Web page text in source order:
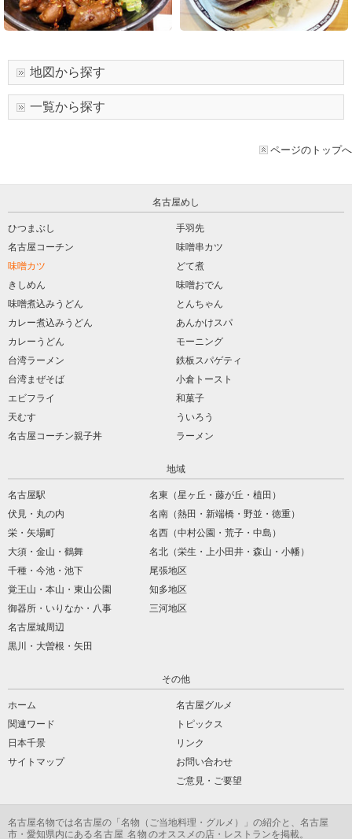
地図から探す
一覧から探す
ページのトップへ
名古屋めし
ひつまぶし
名古屋コーチン
味噌カツ
きしめん
味噌煮込みうどん
カレー煮込みうどん
カレーうどん
台湾ラーメン
台湾まぜそば
エビフライ
天むす
名古屋コーチン親子丼
手羽先
味噌串カツ
どて煮
味噌おでん
とんちゃん
あんかけスパ
モーニング
鉄板スパゲティ
小倉トースト
和菓子
ういろう
ラーメン
地域
名古屋駅
伏見・丸の内
栄・矢場町
大須・金山・鶴舞
千種・今池・池下
覚王山・本山・東山公園
御器所・いりなか・八事
名古屋城周辺
黒川・大曽根・矢田
名東（星ヶ丘・藤が丘・植田）
名南（熱田・新端橋・野並・徳重）
名西（中村公園・荒子・中島）
名北（栄生・上小田井・森山・小幡）
尾張地区
知多地区
三河地区
その他
ホーム
名古屋グルメ
関連ワード
トピックス
日本千景
リンク
サイトマップ
お問い合わせ
ご意見・ご要望
名古屋名物では名古屋の「名物 （ご当地料理・グルメ）」の紹介と、名古屋
市・愛知県内にある名古屋 名物 のオススメの店・レストランを掲載。